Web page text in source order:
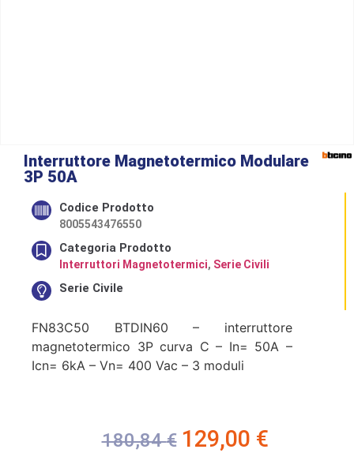
Interruttore Magnetotermico Modulare
3P 50A
Codice Prodotto
8005543476550
Categoria Prodotto
Interruttori Magnetotermici, Serie Civili
Serie Civile
FN83C50 BTDIN60 – interruttore
magnetotermico 3P curva C – In= 50A –
Icn= 6kA – Vn= 400 Vac – 3 moduli
180,84€ 129,00 €